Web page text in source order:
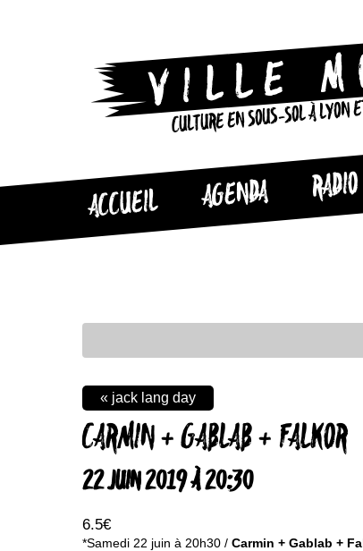
CULTURE EN SOUS-SOL À
ACCUEIL AGENDA RADIO
CARMIN + GABLAB + FALKOR
22 JUIN 2019 À 20:30
6.5€
« jack lang day
*Samedi 22 juin à 20h30 / Carmin + Gablab +